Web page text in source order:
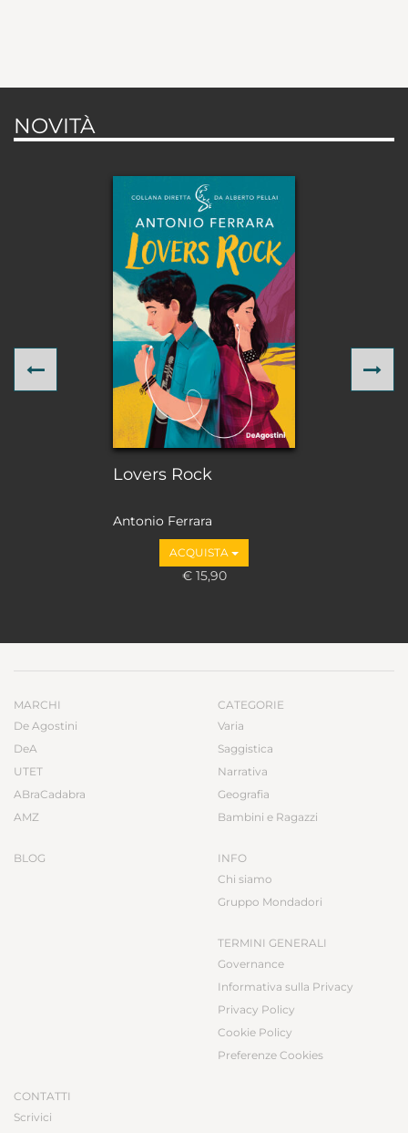
NOVITÀ
Lovers Rock
Antonio Ferrara
ACQUISTA
€ 15,90
Previous
MARCHI
De Agostini
DeA
UTET
ABraCadabra
AMZ
BLOG
CATEGORIE
Varia
Saggistica
Narrativa
Geografia
Bambini e Ragazzi
INFO
Chi siamo
Gruppo Mondadori
TERMINI GENERALI
Governance
Informativa sulla Privacy
Privacy Policy
Cookie Policy
Preferenze Cookies
CONTATTI
Scrivici